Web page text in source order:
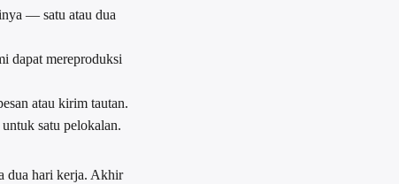
— satu atau dua
dapat mereproduksi
atau kirim tautan.
satu pelokalan.
dua hari kerja. Akhir